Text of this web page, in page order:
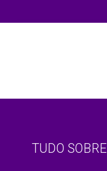
TUDO SOBRE